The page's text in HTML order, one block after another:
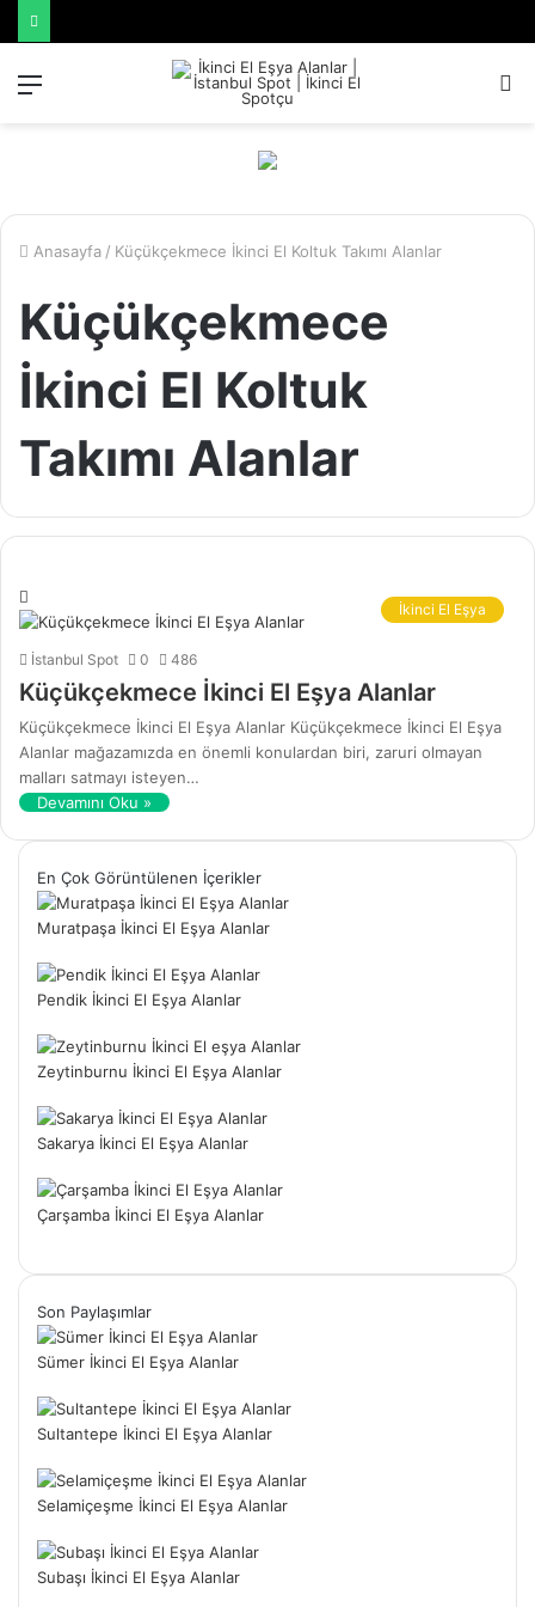
Anasayfa / Küçükçekmece İkinci El Koltuk Takımı Alanlar
Küçükçekmece
İkinci El Koltuk
Takımı Alanlar
İkinci El Eşya
İstanbul Spot 0 486
Küçükçekmece İkinci El Eşya Alanlar
Küçükçekmece İkinci El Eşya Alanlar Küçükçekmece İkinci El Eşya
Alanlar mağazamızda en önemli konulardan biri, zaruri olmayan
malları satmayı isteyen…
Devamını Oku »
En Çok Görüntülenen İçerikler
Muratpaşa İkinci El Eşya Alanlar
Pendik İkinci El Eşya Alanlar
Zeytinburnu İkinci El Eşya Alanlar
Sakarya İkinci El Eşya Alanlar
Çarşamba İkinci El Eşya Alanlar
Son Paylaşımlar
Sümer İkinci El Eşya Alanlar
Sultantepe İkinci El Eşya Alanlar
Selamiçeşme İkinci El Eşya Alanlar
Subaşı İkinci El Eşya Alanlar